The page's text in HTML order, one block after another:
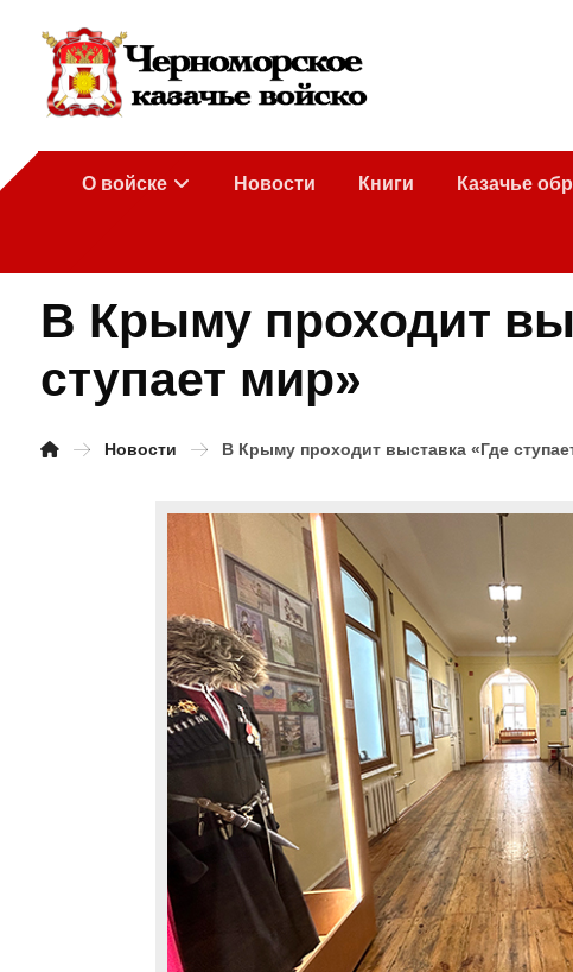
О войске Новости Книги Казачье
В Крыму проходит
ступает мир»
Новости В Крыму проходит выставка «Где